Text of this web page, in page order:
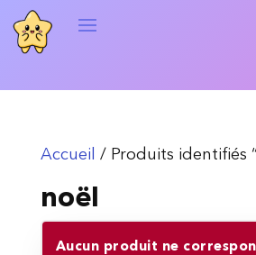
Accueil / Produits identifiés
noël
Aucun produit ne